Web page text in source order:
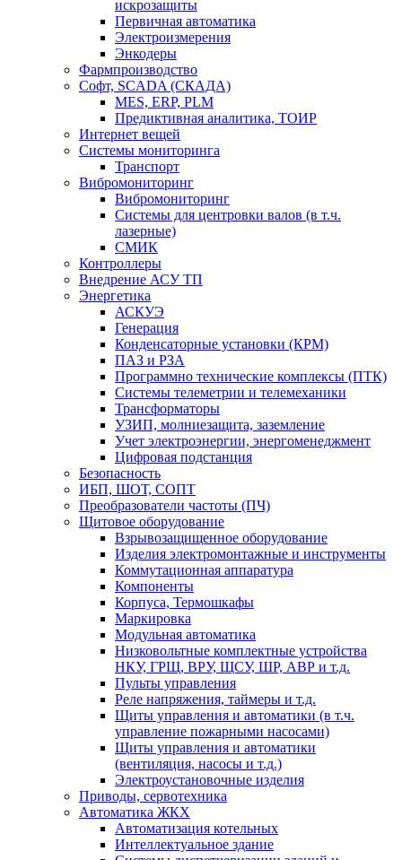
искрозащиты
Первичная автоматика
Электроизмерения
Энкодеры
Фармпроизводство
Софт, SCADA (СКАДА)
MES, ERP, PLM
Предиктивная аналитика, ТОИР
Интернет вещей
Системы мониторинга
Транспорт
Вибромониторинг
Вибромониторинг
Системы для центровки валов (в т.ч.
лазерные)
СМИК
Контроллеры
Внедрение АСУ ТП
Энергетика
АСКУЭ
Генерация
Конденсаторные установки (КРМ)
ПАЗ и РЗА
Программно технические комплексы (ПТК)
Системы телеметрии и телемеханики
Трансформаторы
УЗИП, молниезащита, заземление
Учет электроэнергии, энергоменеджмент
Цифровая подстанция
Безопасность
ИБП, ШОТ, СОПТ
Преобразователи частоты (ПЧ)
Щитовое оборудование
Взрывозащищенное оборудование
Изделия электромонтажные и инструменты
Коммутационная аппаратура
Компоненты
Корпуса, Термошкафы
Маркировка
Модульная автоматика
Низковольтные комплектные устройства
НКУ, ГРЩ, ВРУ, ЩСУ, ШР, АВР и т.д.
Пульты управления
Реле напряжения, таймеры и т.д.
Щиты управления и автоматики (в т.ч.
управление пожарными насосами)
Щиты управления и автоматики
(вентиляция, насосы и т.д.)
Электроустановочные изделия
Приводы, сервотехника
Автоматика ЖКХ
Автоматизация котельных
Интеллектуальное здание